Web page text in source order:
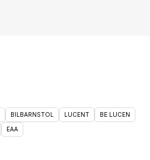
BILBARNSTOL LUCENT BE LUCEN
EAA